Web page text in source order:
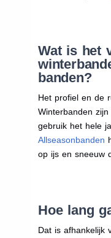
Wat is het
banden?
Het profiel en de
Winterbanden
gebruik het hele
Allseasonbanden
op ijs en sneeuw
Hoe lang
Dat is afhankelijk